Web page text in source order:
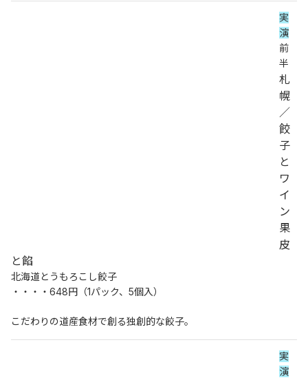
実
演
前
半
札
幌
／
餃
子
と
ワ
イ
ン
果
皮
と餡
北海道とうもろこし餃子
・・・・648円（1パック、5個入）
こだわりの道産食材で創る独創的な餃子。
実
演